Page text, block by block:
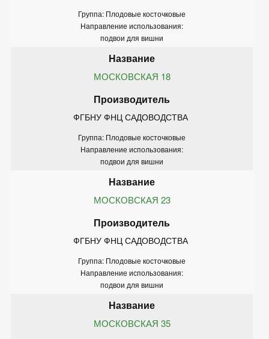
Группа: Плодовые косточковые
Направление использования:
подвои для вишни
МОСКОВСКАЯ 18
ФГБНУ ФНЦ САДОВОДСТВА
Группа: Плодовые косточковые
Направление использования:
подвои для вишни
МОСКОВСКАЯ 23
ФГБНУ ФНЦ САДОВОДСТВА
Группа: Плодовые косточковые
Направление использования:
подвои для вишни
МОСКОВСКАЯ 35